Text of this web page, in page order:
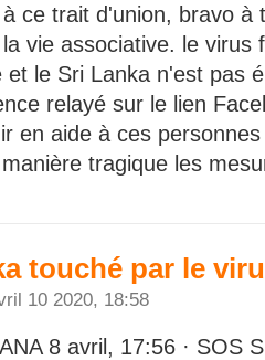
ce trait d'union, bravo à
vie associative. le virus
et le Sri Lanka n'est pas
relayé sur le lien
en aide à ces
tragique les
touché par le
10 2020, 18:58
8 avril, 17:56 · SOS